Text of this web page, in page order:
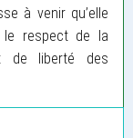
à venir qu’elle
le respect de la
de liberté des